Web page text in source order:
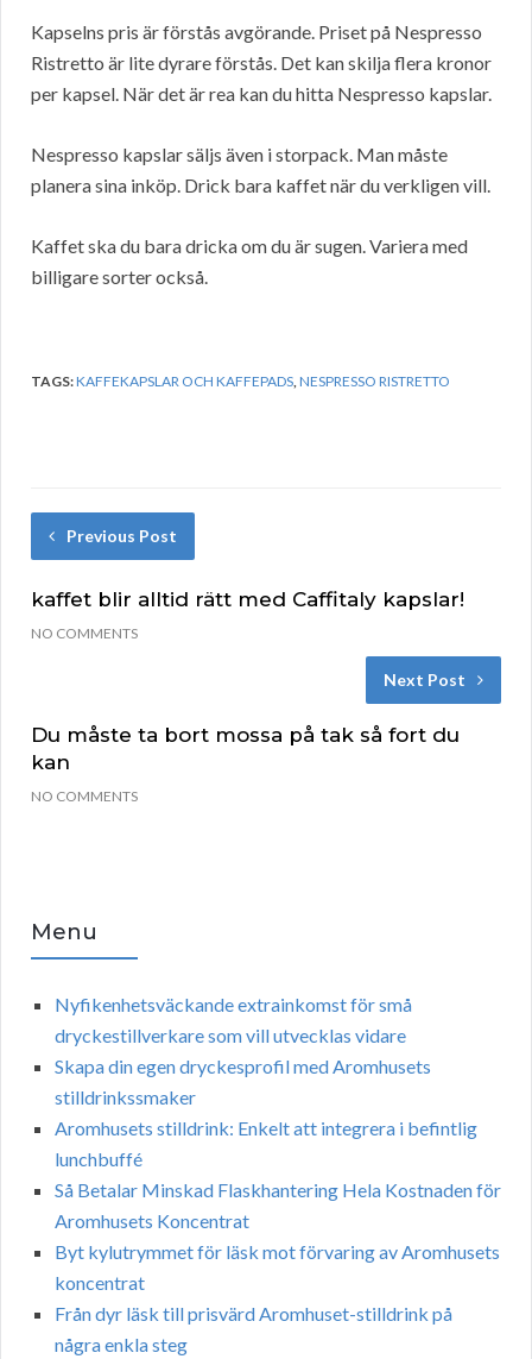
Kapselns pris är förstås avgörande. Priset på Nespresso
Ristretto är lite dyrare förstås. Det kan skilja flera kronor
per kapsel. När det är rea kan du hitta Nespresso kapslar.
Nespresso kapslar säljs även i storpack. Man måste
planera sina inköp. Drick bara kaffet när du verkligen vill.
Kaffet ska du bara dricka om du är sugen. Variera med
billigare sorter också.
TAGS:KAFFEKAPSLAR OCH KAFFEPADS,NESPRESSO RISTRETTO
Previous Post
kaffet blir alltid rätt med Caffitaly kapslar!
NO COMMENTS
Next Post
Du måste ta bort mossa på tak så fort du
kan
NO COMMENTS
Menu
Nyfikenhetsväckande extrainkomst för små
dryckestillverkare som vill utvecklas vidare
Skapa din egen dryckesprofil med Aromhusets
stilldrinkssmaker
Aromhusets stilldrink: Enkelt att integrera i befintlig
lunchbuffé
Så Betalar Minskad Flaskhantering Hela Kostnaden för
Aromhusets Koncentrat
Byt kylutrymmet för läsk mot förvaring av Aromhusets
koncentrat
Från dyr läsk till prisvärd Aromhuset-stilldrink på
några enkla steg